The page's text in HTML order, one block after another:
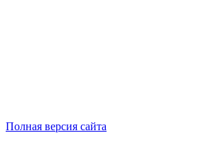
Полная версия сайта